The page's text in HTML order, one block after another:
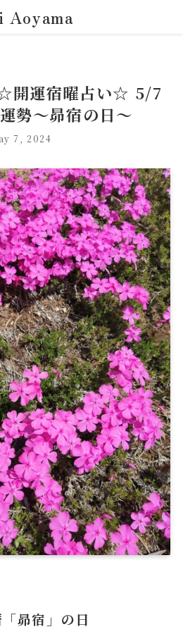
Aoyama
開運宿曜占い☆ 5/7
勢～昴宿の日～
7, 2024
昴宿」の日